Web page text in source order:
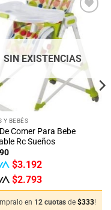
Añadir
lista
deseos
SIN EXISTENCIAS
Y BEBÉS
Comer Para Bebe
Rc Sueños
$3.192
$2.793
en 12 cuotas de $333!